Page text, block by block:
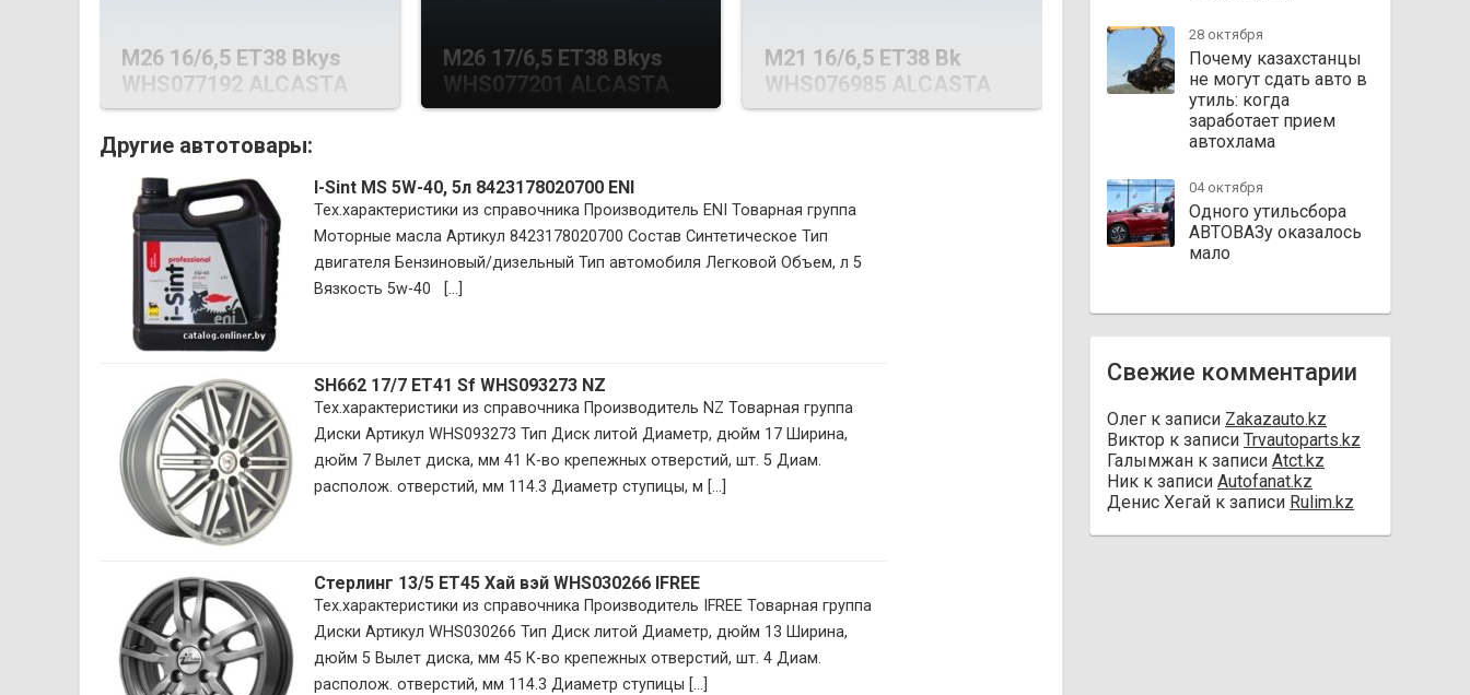
M26 16/6,5 ET38 Bkys
WHS077192 ALCASTA
M26 17/6,5 ET38 Bkys
WHS077201 ALCASTA
M21 16/6,5 ET38 Bk
WHS076985 ALCASTA
Другие автотовары:
I-Sint MS 5W-40, 5л 8423178020700 ENI
Тех.характеристики из справочника Производитель ENI Товарная группа
Моторные масла Артикул 8423178020700 Состав Синтетическое Тип
двигателя Бензиновый/дизельный Тип автомобиля Легковой Объем, л 5
Вязкость 5w-40 [...]
SH662 17/7 ET41 Sf WHS093273 NZ
Тех.характеристики из справочника Производитель NZ Товарная группа
Диски Артикул WHS093273 Тип Диск литой Диаметр, дюйм 17 Ширина,
дюйм 7 Вылет диска, мм 41 К-во крепежных отверстий, шт. 5 Диам.
располож. отверстий, мм 114.3 Диаметр ступицы, м [...]
Стерлинг 13/5 ET45 Хай вэй WHS030266 IFREE
Тех.характеристики из справочника Производитель IFREE Товарная группа
Диски Артикул WHS030266 Тип Диск литой Диаметр, дюйм 13 Ширина,
дюйм 5 Вылет диска, мм 45 К-во крепежных отверстий, шт. 4 Диам.
располож. отверстий, мм 114.3 Диаметр ступицы [...]
28 октября
Почему казахстанцы
не могут сдать авто в
утиль: когда
заработает прием
автохлама
04 октября
Одного утильсбора
АВТОВАЗу оказалось
мало
Свежие комментарии
Олег к записи Zakazauto.kz
Виктор к записи Trvautoparts.kz
Галымжан к записи Atct.kz
Ник к записи Autofanat.kz
Денис Хегай к записи Rulim.kz